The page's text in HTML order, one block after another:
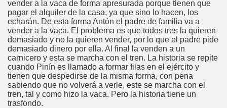
vender a la vaca de forma apresurada porque tienen que
pagar el alquiler de la casa, ya que sino lo hacen, los
echarán. De esta forma Antón el padre de familia va a
vender a la vaca. El problema es que todos tres la quieren
demasiado y no la quieren vender, por lo que el padre pide
demasiado dinero por ella. Al final la venden a un
carnicero y esta se marcha con el tren. La historia se repite
cuando Pinín es llamado a formar filas en el ejército y
tienen que despedirse de la misma forma, con pena
sabiendo que no volverá a verle, este se marcha con el
tren, tal y como hizo la vaca. Pero la historia tiene un
trasfondo.